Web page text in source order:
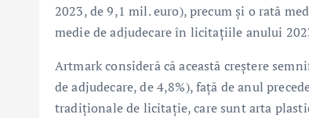
2023, de 9,1 mil. euro), precum și o rată
medie de adjudecare în licitațiile anului
Artmark consideră că această creștere
de adjudecare, de 4,8%), față de anul
tradiționale de licitație, care sunt arta